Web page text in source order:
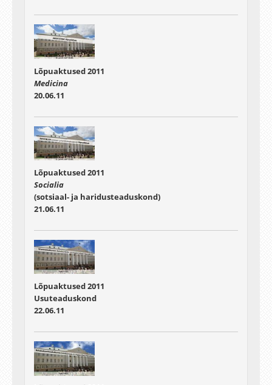
Lõpuaktused 2011
Medicina
20.06.11
Lõpuaktused 2011
Socialia
(sotsiaal- ja haridusteaduskond)
21.06.11
Lõpuaktused 2011
Usuteaduskond
22.06.11